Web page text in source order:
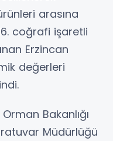
arasına
coğrafi işaretli
Erzincan
değerleri
Bakanlığı
Müdürlüğü